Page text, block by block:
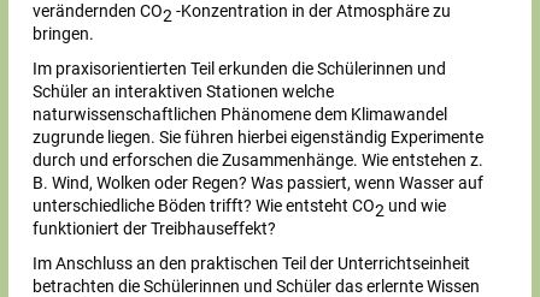
verändernden CO2 -Konzentration in der Atmosphäre zu
bringen.
Im praxisorientierten Teil erkunden die Schülerinnen und
Schüler an interaktiven Stationen welche
naturwissenschaftlichen Phänomene dem Klimawandel
zugrunde liegen. Sie führen hierbei eigenständig Experimente
durch und erforschen die Zusammenhänge. Wie entstehen z.
B. Wind, Wolken oder Regen? Was passiert, wenn Wasser auf
unterschiedliche Böden trifft? Wie entsteht CO2 und wie
funktioniert der Treibhauseffekt?
Im Anschluss an den praktischen Teil der Unterrichtseinheit
betrachten die Schülerinnen und Schüler das erlernte Wissen